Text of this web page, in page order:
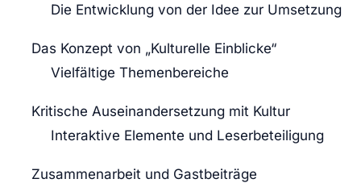
Die Entwicklung von der Idee zur Umsetzung
Das Konzept von „Kulturelle Einblicke“
Vielfältige Themenbereiche
Kritische Auseinandersetzung mit Kultur
Interaktive Elemente und Leserbeteiligung
Zusammenarbeit und Gastbeiträge